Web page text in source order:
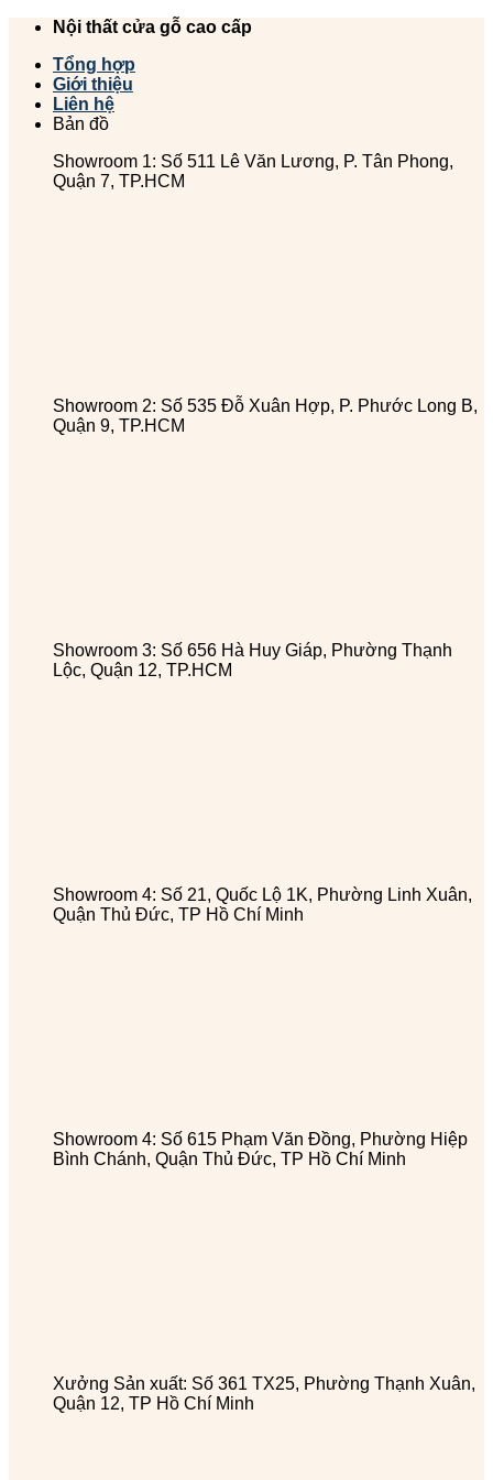
Chuyển
dung
Nội thất cửa gỗ cao cấp
Tổng hợp
Giới thiệu
Liên hệ
Bản đồ
Showroom 1: Số 511 Lê Văn Lương, P. Tân Phong,
Quận 7, TP.HCM
Showroom 2: Số 535 Đỗ Xuân Hợp, P. Phước Long B,
Quận 9, TP.HCM
Showroom 3: Số 656 Hà Huy Giáp, Phường Thạnh
Lộc, Quận 12, TP.HCM
Showroom 4: Số 21, Quốc Lộ 1K, Phường Linh Xuân,
Quận Thủ Đức, TP Hồ Chí Minh
Showroom 4: Số 615 Phạm Văn Đồng, Phường Hiệp
Bình Chánh, Quận Thủ Đức, TP Hồ Chí Minh
Xưởng Sản xuất: Số 361 TX25, Phường Thạnh Xuân,
Quận 12, TP Hồ Chí Minh